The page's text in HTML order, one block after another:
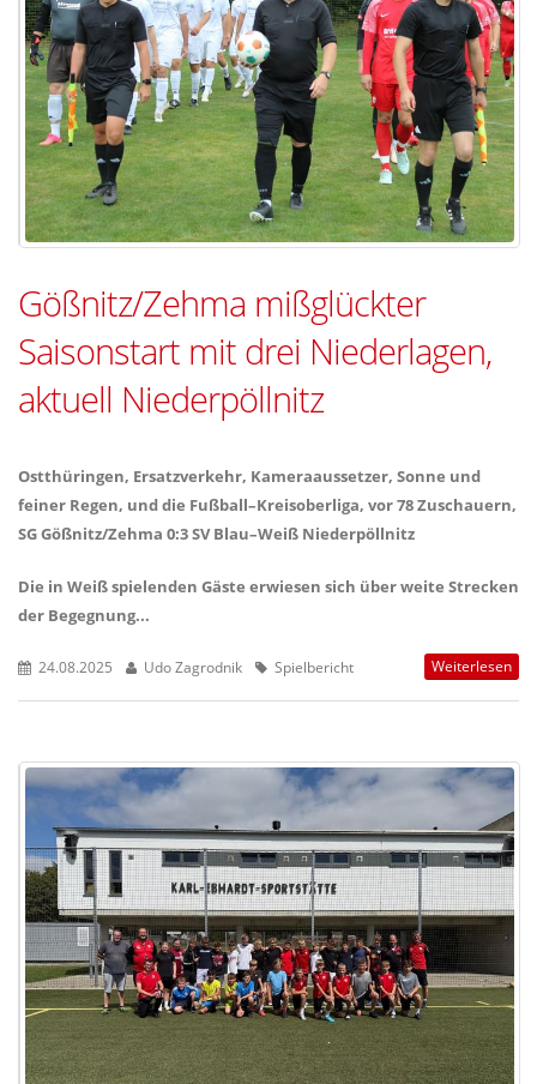
Gößnitz/Zehma mißglückter
Saisonstart mit drei Niederlagen,
aktuell Niederpöllnitz
Ostthüringen, Ersatzverkehr, Kameraaussetzer, Sonne und
feiner Regen, und die Fußball–Kreisoberliga, vor 78 Zuschauern,
SG Gößnitz/Zehma 0:3 SV Blau–Weiß Niederpöllnitz
Die in Weiß spielenden Gäste erwiesen sich über weite Strecken
der Begegnung...
24.08.2025 Udo Zagrodnik Spielbericht Weiterlesen